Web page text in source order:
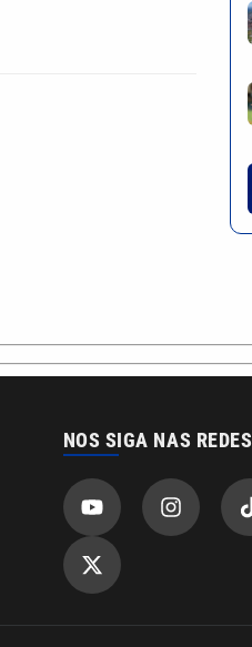
NOS SIGA NAS REDES